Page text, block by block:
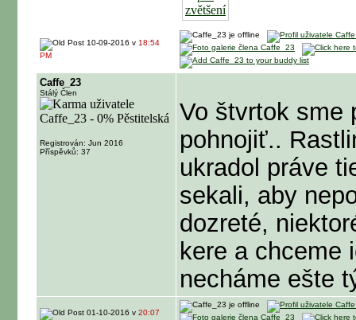
10-09-2016 v 18:54
PM
Caffe_23
Stálý Člen
Registrován: Jun 2016
Příspěvků: 37
Vo štvrtok sme
pohnojiť..
ukradol práve
sekali, aby
dozreté,
kere a chceme
necháme ešte
01-10-2016 v 20:07